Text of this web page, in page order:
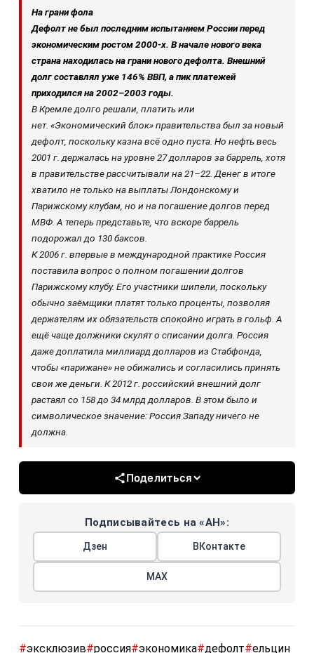
На грани фола
Дефолт не был последним испытанием России перед
экономическим ростом 2000-х. В начале нового века
страна находилась на грани нового дефолта. Внешний
долг составлял уже 146% ВВП, а пик платежей
приходился на 2002–2003 годы.
В Кремле долго решали, платить или
нет. «Экономический блок» правительства был за новый
дефолт, поскольку казна всё одно пуста. Но нефть весь
2001 г. держалась на уровне 27 долларов за баррель, хотя
в правительстве рассчитывали на 21–22. Денег в итоге
хватило не только на выплаты Лондонскому и
Парижскому клубам, но и на погашение долгов перед
МВФ. А теперь представьте, что вскоре баррель
подорожал до 130 баксов.
К 2006 г. впервые в международной практике Россия
поставила вопрос о полном погашении долгов
Парижскому клубу. Его участники шипели, поскольку
обычно заёмщики платят только проценты, позволяя
держателям их обязательств спокойно играть в гольф. А
ещё чаще должники скулят о списании долга. Россия
даже доплатила миллиард долларов из Стабфонда,
чтобы «парижане» не обижались и согласились принять
свои же деньги. К 2012 г. российский внешний долг
растаял со 158 до 34 млрд долларов. В этом было и
символическое значение: Россия Западу ничего не
должна.
Поделиться
Подписывайтесь на «АН»:
Дзен ВКонтакте
МАХ
#эксклюзив#россия#экономика#дефолт#ельцин